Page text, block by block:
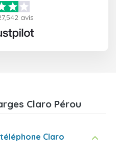
avis
Claro Pérou
Claro